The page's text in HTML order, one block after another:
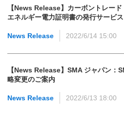
【News Release】カーボントレー
エネルギー電力証明書の発行サービ
News Release 2022/6/14 15:00
【News Release】SMA ジャパン：
略変更のご案内
News Release 2022/6/13 18:00